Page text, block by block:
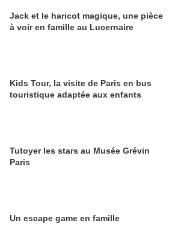
Jack et le haricot magique, une pièce
à voir en famille au Lucernaire
Kids Tour, la visite de Paris en bus
touristique adaptée aux enfants
Tutoyer les stars au Musée Grévin
Paris
Un escape game en famille